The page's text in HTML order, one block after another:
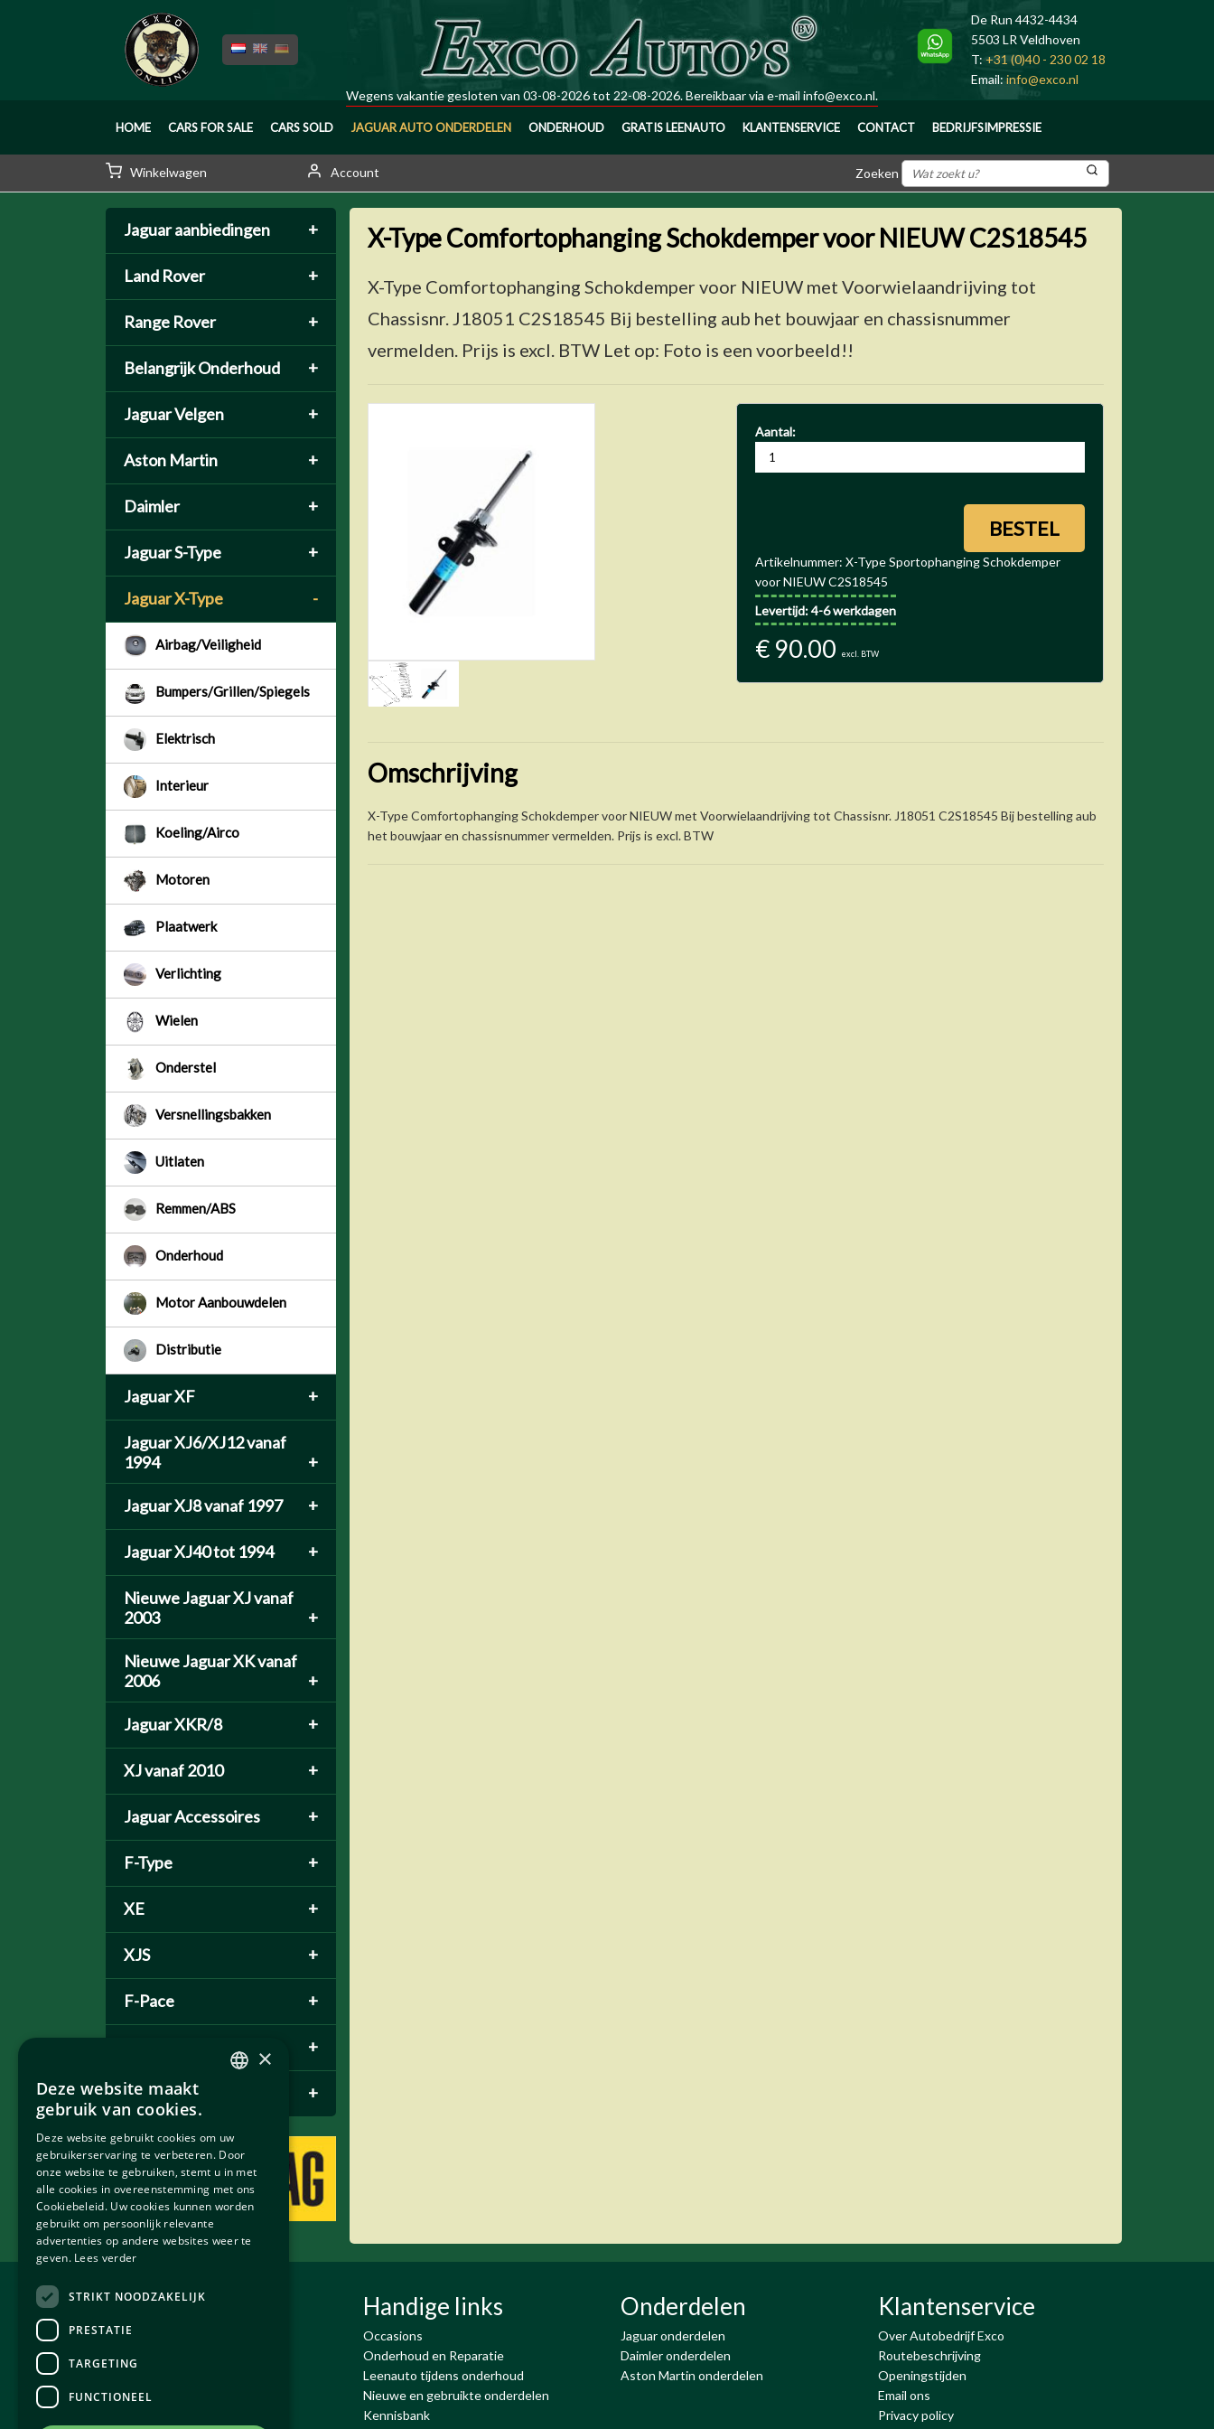
Wegens vakantie gesloten van 03-08-2026 tot 22-08-2026. Bereikbaar via e-mailinfo@exco.nl.
De Run 4432-4434
5503 LR Veldhoven
T: +31 (0)40 - 230 02 18
Email:info@exco.nl
HOME CARS FOR SALE CARS SOLD JAGUAR AUTO ONDERDELEN ONDERHOUD GRATIS LEENAUTO KLANTENSERVICE CONTACT BEDRIJFSIMPRESSIE
Winkelwagen Account Zoeken
Jaguar aanbiedingen +
Land Rover +
Range Rover +
Belangrijk Onderhoud +
Jaguar Velgen +
Aston Martin +
Daimler +
Jaguar S-Type +
Jaguar X-Type -
Airbag/Veiligheid
Bumpers/Grillen/Spiegels
Elektrisch
Interieur
Koeling/Airco
Motoren
Plaatwerk
Verlichting
Wielen
Onderstel
Versnellingsbakken
Uitlaten
Remmen/ABS
Onderhoud
Motor Aanbouwdelen
Distributie
Jaguar XF +
Jaguar XJ6/XJ12 vanaf
1994
+
Jaguar XJ8 vanaf 1997 +
Jaguar XJ40 tot 1994 +
Nieuwe Jaguar XJ vanaf
2003
+
Nieuwe Jaguar XK vanaf
2006
+
Jaguar XKR/8 +
XJ vanaf 2010 +
Jaguar Accessoires +
F-Type +
XE +
XJS +
F-Pace +
+
Bentley Parts +
X-Type Comfortophanging Schokdemper voor NIEUW C2S18545
X-Type Comfortophanging Schokdemper voor NIEUW met Voorwielaandrijving tot
Chassisnr. J18051 C2S18545 Bij bestelling aub het bouwjaar en chassisnummer
vermelden. Prijs is excl. BTW Let op: Foto is een voorbeeld!!
Aantal:
Artikelnummer: X-Type Sportophanging Schokdemper
voor NIEUW C2S18545
Levertijd: 4-6 werkdagen
€ 90.00 excl. BTW
Omschrijving
X-Type Comfortophanging Schokdemper voor NIEUW met Voorwielaandrijving tot Chassisnr. J18051 C2S18545 Bij bestelling aub
het bouwjaar en chassisnummer vermelden. Prijs is excl. BTW
Exco Auto's BV
De Run 4432-4434
Email:info@exco.nl
Handige links
Occasions
Onderhoud en Reparatie
Leenauto tijdens onderhoud
Nieuwe en gebruikte onderdelen
Kennisbank
Onderdelen
Jaguar onderdelen
Daimler onderdelen
Aston Martin onderdelen
Klantenservice
Over Autobedrijf Exco
Routebeschrijving
Openingstijden
Email ons
Privacy policy
×
Deze website maakt
gebruik van cookies.
Deze website gebruikt cookies om uw
gebruikerservaring te verbeteren. Door
onze website te gebruiken, stemt u in met
alle cookies in overeenstemming met ons
Cookiebeleid. Uw cookies kunnen worden
gebruikt om persoonlijk relevante
advertenties op andere websites weer te
geven. Lees verder
STRIKT NOODZAKELIJK
PRESTATIE
TARGETING
FUNCTIONEEL